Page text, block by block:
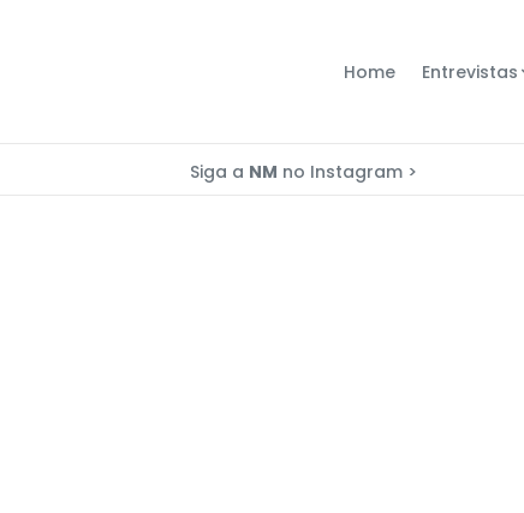
Home Entrevistas
Siga a NM no Instagram >